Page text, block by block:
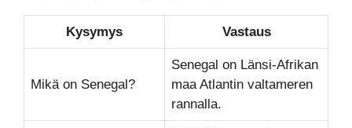
Kysymys Vastaus
Mikä on Senegal?
Senegal on Länsi-Afrikan
maa Atlantin valtameren
rannalla.